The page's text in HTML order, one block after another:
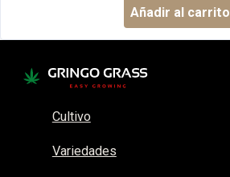
Añadir al carrito
Cultivo
Variedades